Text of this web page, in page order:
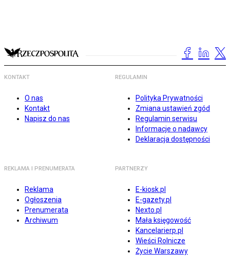
KONTAKT
O nas
Kontakt
Napisz do nas
REGULAMIN
Polityka Prywatności
Zmiana ustawień zgód
Regulamin serwisu
Informacje o nadawcy
Deklaracja dostępności
REKLAMA I PRENUMERATA
Reklama
Ogłoszenia
Prenumerata
Archiwum
PARTNERZY
E-kiosk.pl
E-gazety.pl
Nexto.pl
Mała księgowość
Kancelarierp.pl
Wieści Rolnicze
Życie Warszawy